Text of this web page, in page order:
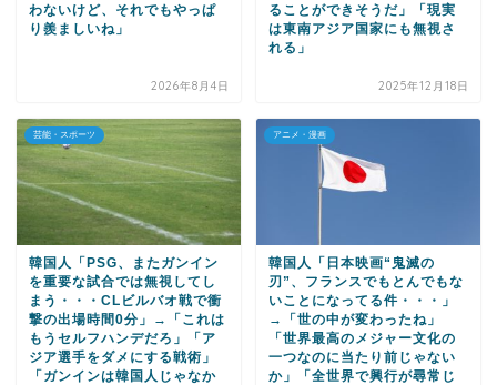
わないけど、それでもやっぱ
り羨ましいね」
2026年8月4日
ることができそうだ」「現実
は東南アジア国家にも無視さ
れる」
2025年12月18日
芸能・スポーツ
韓国人「PSG、またガンイン
を重要な試合では無視してし
まう・・・CLビルバオ戦で衝
撃の出場時間0分」→「これは
もうセルフハンデだろ」「ア
ジア選手をダメにする戦術」
「ガンインは韓国人じゃなか
アニメ・漫画
韓国人「日本映画“鬼滅の
刃”、フランスでもとんでもな
いことになってる件・・・」
→「世の中が変わったね」
「世界最高のメジャー文化の
一つなのに当たり前じゃない
か」「全世界で興行が尋常じ